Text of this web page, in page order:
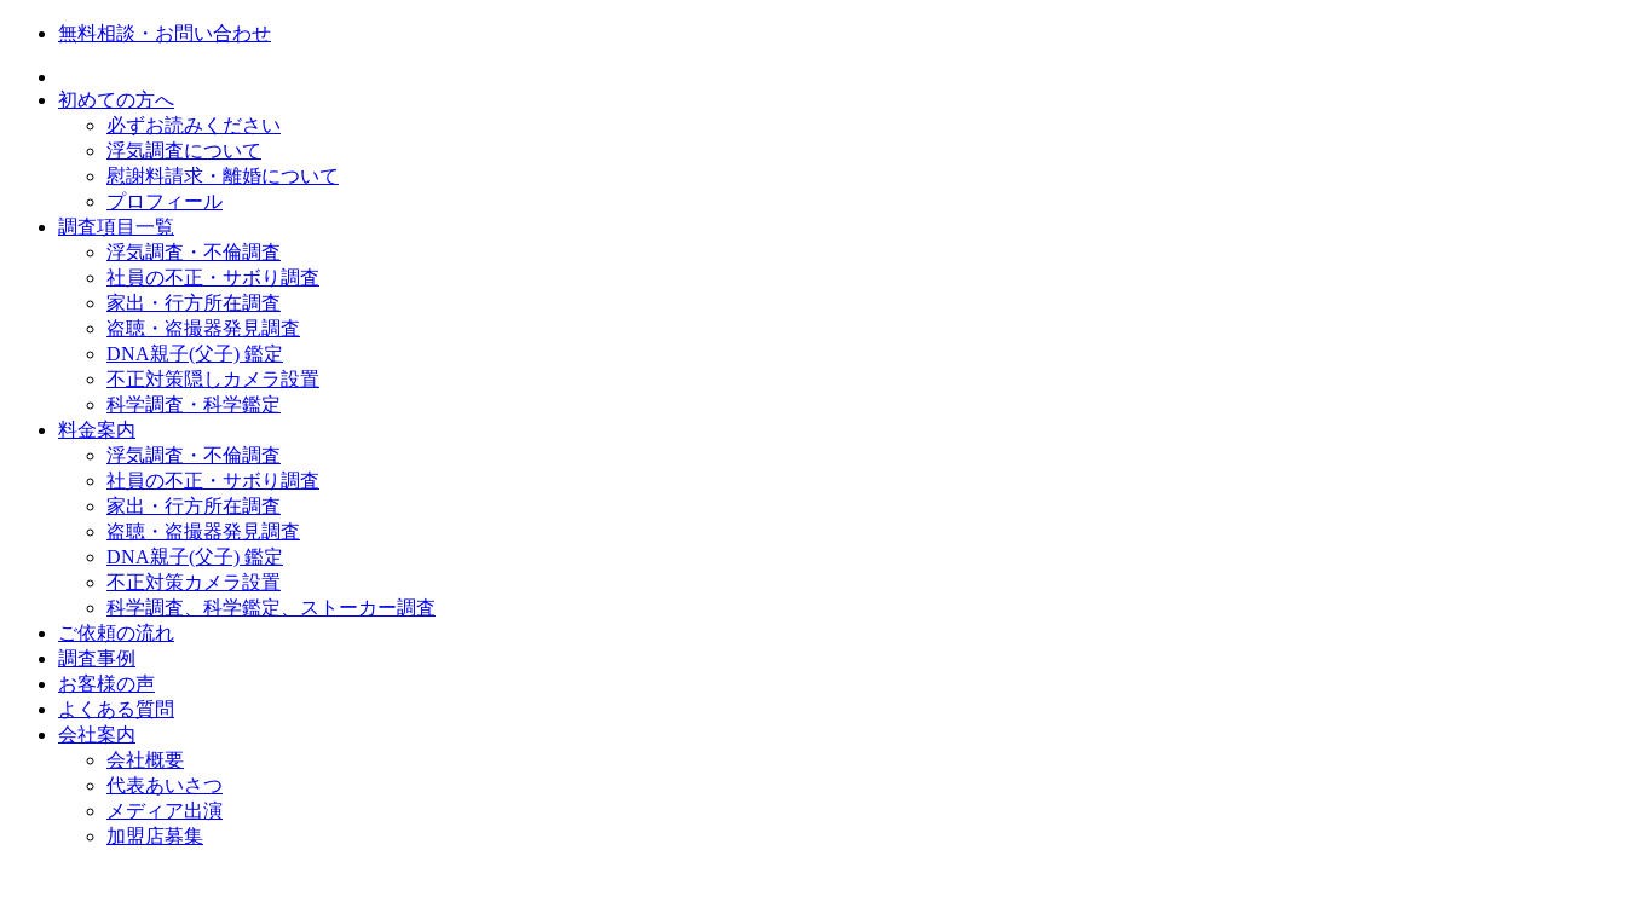
無料相談・お問い合わせ
初めての方へ
必ずお読みください
浮気調査について
慰謝料請求・離婚について
プロフィール
調査項目一覧
浮気調査・不倫調査
社員の不正・サボり調査
家出・行方所在調査
盗聴・盗撮器発見調査
DNA親子(父子) 鑑定
不正対策隠しカメラ設置
科学調査・科学鑑定
料金案内
浮気調査・不倫調査
社員の不正・サボり調査
家出・行方所在調査
盗聴・盗撮器発見調査
DNA親子(父子) 鑑定
不正対策カメラ設置
科学調査、科学鑑定、ストーカー調査
ご依頼の流れ
調査事例
お客様の声
よくある質問
会社案内
会社概要
代表あいさつ
メディア出演
加盟店募集